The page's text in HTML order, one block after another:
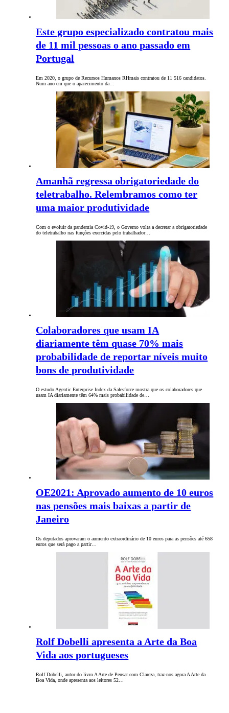
Este grupo especializado contratou mais
de 11 mil pessoas o ano passado em
Portugal
Em 2020, o grupo de Recursos Humanos RHmais contratou de 11 516 candidatos.
Num ano em que o aparecimento da…
Amanhã regressa obrigatoriedade do
teletrabalho. Relembramos como ter
uma maior produtividade
Com o evoluir da pandemia Covid-19, o Governo volta a decretar a obrigatoriedade
do teletrabalho nas funções exercidas pelo trabalhador…
Colaboradores que usam IA
diariamente têm quase 70% mais
probabilidade de reportar níveis muito
bons de produtividade
O estudo Agentic Enterprise Index da Salesforce mostra que os colaboradores que
usam IA diariamente têm 64% mais probabilidade de…
OE2021: Aprovado aumento de 10 euros
nas pensões mais baixas a partir de
Janeiro
Os deputados aprovaram o aumento extraordinário de 10 euros para as pensões até 658
euros que será pago a partir…
Rolf Dobelli apresenta a Arte da Boa
Vida aos portugueses
Rolf Dobelli, autor do livro A Arte de Pensar com Clareza, traz-nos agora A Arte da
Boa Vida, onde apresenta aos leitores 52…